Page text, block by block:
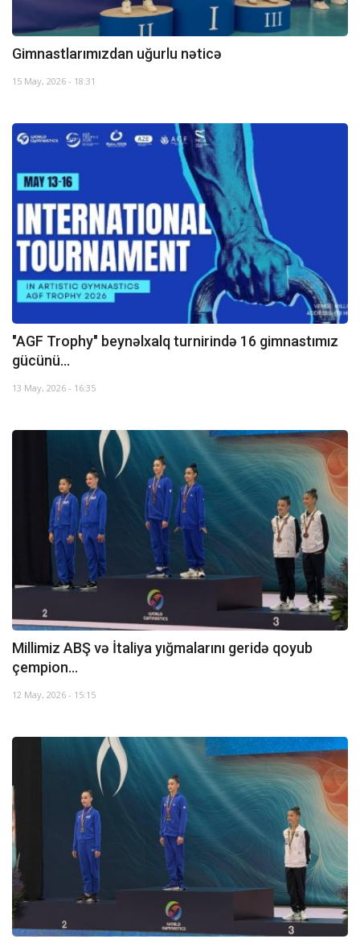
Gimnastlarımızdan uğurlu nəticə
15 May, 2026 - 18:31
"AGF Trophy" beynəlxalq turnirində 16 gimnastımız
gücünü...
13 May, 2026 - 16:35
Millimiz ABŞ və İtaliya yığmalarını geridə qoyub
çempion...
12 May, 2026 - 15:15